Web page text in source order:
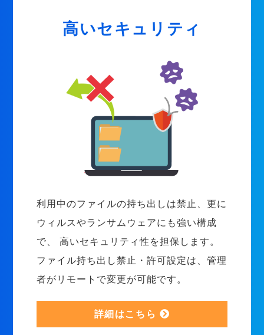
高いセキュリティ
利用中のファイルの持ち出しは禁止、更に
ウィルスやランサムウェアにも強い構成
で、 高いセキュリティ性を担保します。
ファイル持ち出し禁止・許可設定は、管理
者がリモートで変更が可能です。
詳細はこちら